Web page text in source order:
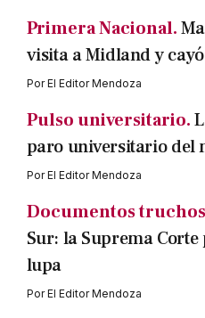
Primera Nacional.
visita a Midland y
PorEl Editor Mendoza
Pulso universitario.
paro universitario del
PorEl Editor Mendoza
Documentos
Sur: la Suprema Corte
lupa
PorEl Editor Mendoza